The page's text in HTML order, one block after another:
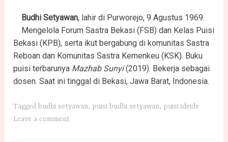
Budhi Setyawan, lahir di Purworejo, 9 Agustus 1969.
Mengelola Forum Sastra Bekasi (FSB) dan Kelas Puisi
Bekasi (KPB), serta ikut bergabung di komunitas Sastra
Reboan dan Komunitas Sastra Kemenkeu (KSK). Buku
puisi terbarunya Mazhab Sunyi(2019). Bekerja sebagai
dosen. Saat ini tinggal di Bekasi, Jawa Barat, Indonesia.
Tagged budhi setyawan, puisi budhi setyawan, puisi ideide
Leave a comment